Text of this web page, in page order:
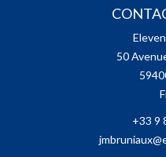
50
+33 9